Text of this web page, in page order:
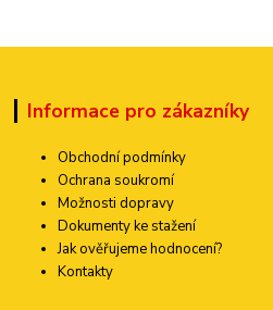
Informace pro zákazníky
Obchodní podmínky
Ochrana soukromí
Možnosti dopravy
Dokumenty ke stažení
Jak ověřujeme hodnocení?
Kontakty